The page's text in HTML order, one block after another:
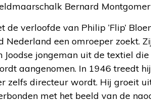
Bernard
de verloofde van Philip ‘Flip’
Nederland een omroeper zoekt.
Joodse jongeman uit de textiel
aangenomen. In 1946 treedt
zelfs directeur wordt. Hij groeit uit
met het beeld van de